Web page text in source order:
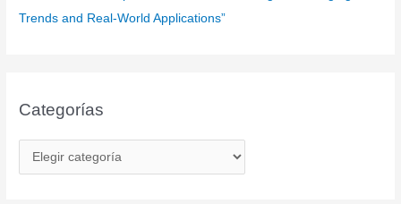
Trends and Real-World Applications”
Categorías
a